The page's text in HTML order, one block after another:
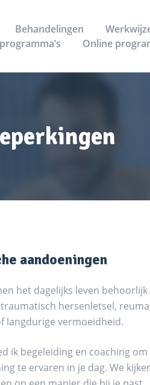
Behandelingen
Online
aandoeningen
het dagelijks leven
hersenletsel,
langdurige vermoeidheid.
ik begeleiding en coaching
te ervaren in je dag. We